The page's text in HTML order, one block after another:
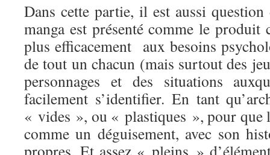
Dans cette partie, il est aussi
manga est présenté comme le
plus efficacement aux besoins
de tout un chacun (mais surtout des
personnages et des situations
facilement s’identifier. En tant
« vides », ou « plastiques », pour que
comme un déguisement, avec son
propres. Et assez « pleins »